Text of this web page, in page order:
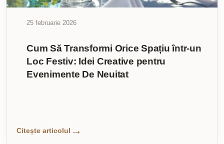
25 februarie 2026
Cum Să Transformi Orice Spațiu într-un
Loc Festiv: Idei Creative pentru
Evenimente De Neuitat
Citește articolul